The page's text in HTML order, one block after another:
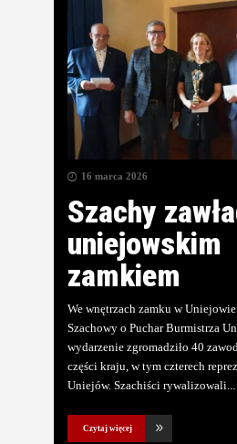
16 marca 2026
Szachy
uniejowskim
zamkiem
We wnętrzach zamku w
Szachowy o Puchar Burmistrza
wydarzenie zgromadziło 40
części kraju, w tym czterech
Uniejów. Szachiści rywalizowali
Czytaj więcej